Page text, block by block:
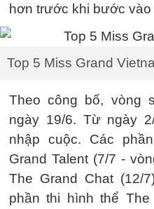
hơn trước khi bước
Top 5 Miss Grand
Theo công bố, vòng
ngày 19/6. Từ ngày
nhập cuộc. Các
Grand Talent (7/7 -
The Grand Chat (12/
phần thi hình thể The